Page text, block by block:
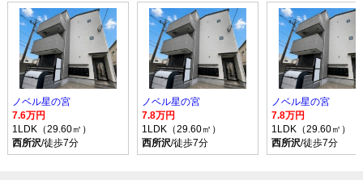
ノベル星の宮
7.6万円
1LDK（29.60㎡）
西所沢/徒歩7分
ノベル星の宮
7.8万円
1LDK（29.60㎡）
西所沢/徒歩7分
ノベル星の宮
7.8万円
1LDK（29.60㎡）
西所沢/徒歩7分